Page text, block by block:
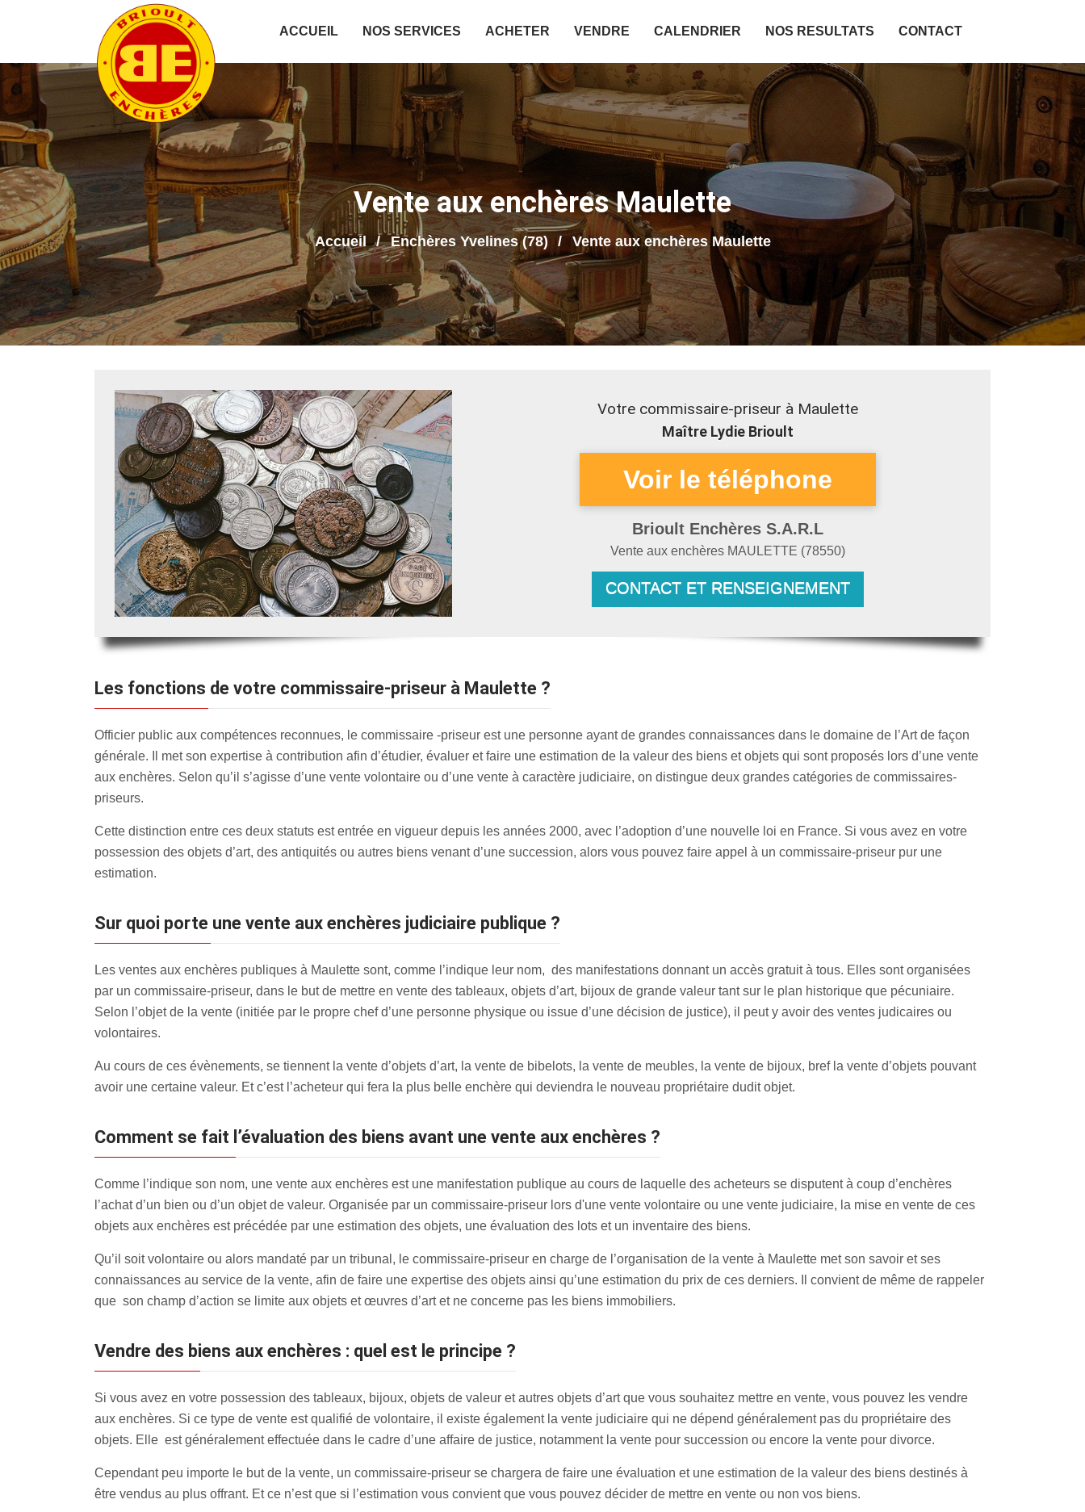
ACCUEIL NOS SERVICES ACHETER VENDRE CALENDRIER NOS RESULTATS CONTACT
Vente aux enchères Maulette
Accueil Enchères Yvelines (78) Vente aux enchères Maulette
Votre commissaire-priseur à Maulette
Maître Lydie Brioult
Brioult Enchères S.A.R.L
Vente aux enchères MAULETTE (78550)
CONTACT ET RENSEIGNEMENT
Les fonctions de votre commissaire-priseur à Maulette ?
Officier public aux compétences reconnues, le commissaire -priseur est une personne ayant de grandes connaissances dans le domaine de l’Art de façon
générale. Il met son expertise à contribution afin d’étudier, évaluer et faire une estimation de la valeur des biens et objets qui sont proposés lors d’une vente
aux enchères. Selon qu’il s’agisse d’une vente volontaire ou d’une vente à caractère judiciaire, on distingue deux grandes catégories de commissaires-
priseurs.
Cette distinction entre ces deux statuts est entrée en vigueur depuis les années 2000, avec l’adoption d’une nouvelle loi en France. Si vous avez en votre
possession des objets d’art, des antiquités ou autres biens venant d’une succession, alors vous pouvez faire appel à un commissaire-priseur pur une
estimation.
Sur quoi porte une vente aux enchères judiciaire publique ?
Les ventes aux enchères publiques à Maulette sont, comme l’indique leur nom, des manifestations donnant un accès gratuit à tous. Elles sont organisées
par un commissaire-priseur, dans le but de mettre en vente des tableaux, objets d’art, bijoux de grande valeur tant sur le plan historique que pécuniaire.
Selon l’objet de la vente (initiée par le propre chef d’une personne physique ou issue d’une décision de justice), il peut y avoir des ventes judicaires ou
volontaires.
Au cours de ces évènements, se tiennent la vente d’objets d’art, la vente de bibelots, la vente de meubles, la vente de bijoux, bref la vente d’objets pouvant
avoir une certaine valeur. Et c’est l’acheteur qui fera la plus belle enchère qui deviendra le nouveau propriétaire dudit objet.
Comment se fait l’évaluation des biens avant une vente aux enchères ?
Comme l’indique son nom, une vente aux enchères est une manifestation publique au cours de laquelle des acheteurs se disputent à coup d’enchères
l’achat d’un bien ou d’un objet de valeur. Organisée par un commissaire-priseur lors d'une vente volontaire ou une vente judiciaire, la mise en vente de ces
objets aux enchères est précédée par une estimation des objets, une évaluation des lots et un inventaire des biens.
Qu’il soit volontaire ou alors mandaté par un tribunal, le commissaire-priseur en charge de l’organisation de la vente à Maulette met son savoir et ses
connaissances au service de la vente, afin de faire une expertise des objets ainsi qu’une estimation du prix de ces derniers. Il convient de même de rappeler
que son champ d’action se limite aux objets et œuvres d’art et ne concerne pas les biens immobiliers.
Vendre des biens aux enchères : quel est le principe ?
Si vous avez en votre possession des tableaux, bijoux, objets de valeur et autres objets d’art que vous souhaitez mettre en vente, vous pouvez les vendre
aux enchères. Si ce type de vente est qualifié de volontaire, il existe également la vente judiciaire qui ne dépend généralement pas du propriétaire des
objets. Elle est généralement effectuée dans le cadre d’une affaire de justice, notamment la vente pour succession ou encore la vente pour divorce.
Cependant peu importe le but de la vente, un commissaire-priseur se chargera de faire une évaluation et une estimation de la valeur des biens destinés à
être vendus au plus offrant. Et ce n’est que si l’estimation vous convient que vous pouvez décider de mettre en vente ou non vos biens.